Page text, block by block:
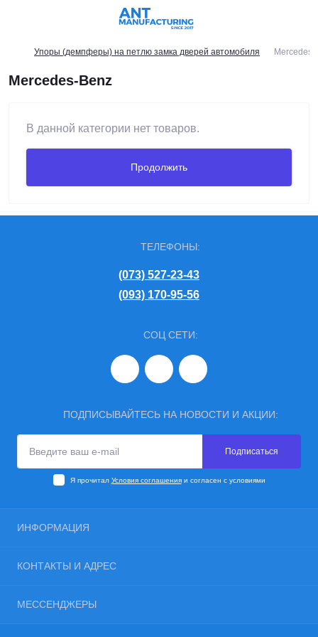
Упоры (демпферы) на петлю замка дверей автомобиля Merсedes-
Merсedes-Benz
В данной категории нет товаров.
Продолжить
ТЕЛЕФОНЫ:
(073) 527-23-43
(093) 170-95-56
СОЦ СЕТИ:
ПОДПИСЫВАЙТЕСЬ НА НОВОСТИ И АКЦИИ:
Подписаться
Я прочитал Условия соглашенияи согласен с условиями
ИНФОРМАЦИЯ
Отзывы
Контакты
КОНТАКТЫ И АДРЕС
МЕССЕНДЖЕРЫ